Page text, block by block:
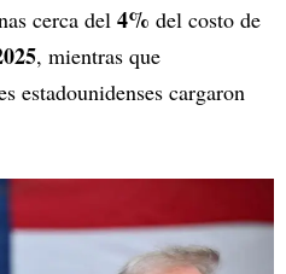
cerca del 4% del costo de
, mientras que
estadounidenses cargaron